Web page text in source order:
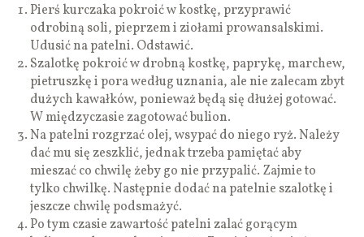
Pierś kurczaka pokroić w kostkę, przyprawić
odrobiną soli, pieprzem i ziołami prowansalskimi.
Udusić na patelni. Odstawić.
Szalotkę pokroić w drobną kostkę, paprykę, marchew,
pietruszkę i pora według uznania, ale nie zalecam zbyt
dużych kawałków, ponieważ będą się dłużej gotować.
W międzyczasie zagotować bulion.
Na patelni rozgrzać olej, wsypać do niego ryż. Należy
dać mu się zeszklić, jednak trzeba pamiętać aby
mieszać co chwilę żeby go nie przypalić. Zajmie to
tylko chwilkę. Następnie dodać na patelnie szalotkę i
jeszcze chwilę podsmażyć.
Po tym czasie zawartość patelni zalać gorącym